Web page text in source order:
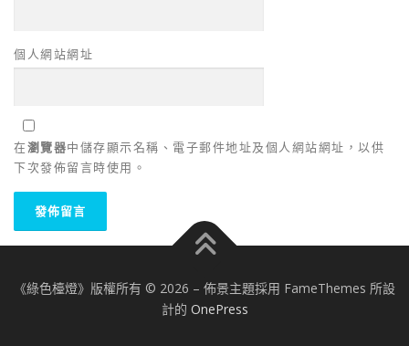
個人網站網址
在瀏覽器中儲存顯示名稱、電子郵件地址及個人網站網址，以供
下次發佈留言時使用。
《綠色檯燈》版權所有 © 2026 – 佈景主題採用 FameThemes 所設
計的 OnePress